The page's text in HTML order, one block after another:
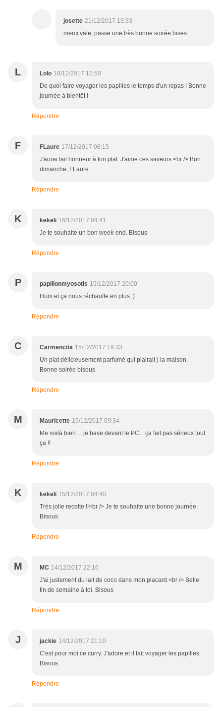
josette 21/12/2017 19:33
merci vale, passe une très bonne soirée bises
L Lolo 18/12/2017 12:50
De quoi faire voyager les papilles le temps d'un repas ! Bonne
journée à bientôt !
Répondre
F FLaure 17/12/2017 08:15
J'aurai fait honneur à ton plat. J'aime ces saveurs.<br /> Bon
dimanche, FLaure
Répondre
K kekeli 16/12/2017 04:41
Je te souhaite un bon week-end. Bisous
Répondre
P papillonmyosotis 15/12/2017 20:00
Hum et ça nous réchauffe en plus :)
Répondre
C Carmencita 15/12/2017 19:33
Un plat délicieusement parfumé qui plairait ) la maison.
Bonne soirée bisous
Répondre
M Mauricette 15/12/2017 09:34
Me voilà bien… je bave devant le PC…ça fait pas sérieux tout
ça !!
Répondre
K kekeli 15/12/2017 04:40
Très jolie recette !!<br /> Je te souhaite une bonne journée.
Bisous
Répondre
M MC 14/12/2017 22:16
J'ai justement du lait de coco dans mon placard.<br /> Belle
fin de semaine à toi. Bisous
Répondre
J jackie 14/12/2017 21:10
C'est pour moi ce curry. J'adore et il fait voyager les papilles.
Bisous
Répondre